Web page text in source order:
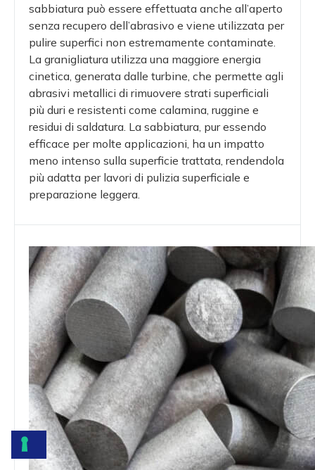
sabbiatura può essere effettuata anche all’aperto
senza recupero dell’abrasivo e viene utilizzata per
pulire superfici non estremamente contaminate.
La granigliatura utilizza una maggiore energia
cinetica, generata dalle turbine, che permette agli
abrasivi metallici di rimuovere strati superficiali
più duri e resistenti come calamina, ruggine e
residui di saldatura. La sabbiatura, pur essendo
efficace per molte applicazioni, ha un impatto
meno intenso sulla superficie trattata, rendendola
più adatta per lavori di pulizia superficiale e
preparazione leggera.